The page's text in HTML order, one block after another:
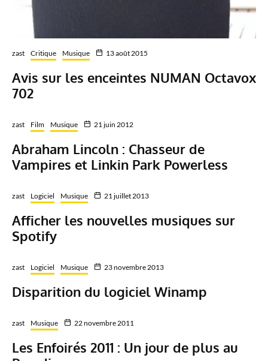
zast Critique Musique 13 août 2015
Avis sur les enceintes NUMAN Octavox
702
zast Film Musique 21 juin 2012
Abraham Lincoln : Chasseur de
Vampires et Linkin Park Powerless
zast Logiciel Musique 21 juillet 2013
Afficher les nouvelles musiques sur
Spotify
zast Logiciel Musique 23 novembre 2013
Disparition du logiciel Winamp
zast Musique 22 novembre 2011
Les Enfoirés 2011 : Un jour de plus au